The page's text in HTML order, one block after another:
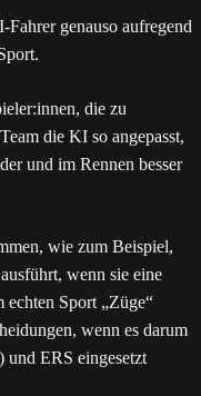
genauso aufregend
die zu
die KI so angepasst,
und im Rennen besser
wie zum Beispiel,
wenn sie eine
Sport „Züge“
wenn es darum
ERS eingesetzt